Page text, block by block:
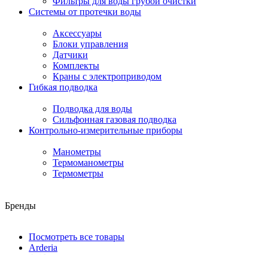
Системы от протечки воды
Аксессуары
Блоки управления
Датчики
Комплекты
Краны с электроприводом
Гибкая подводка
Подводка для воды
Сильфонная газовая подводка
Контрольно-измерительные приборы
Манометры
Термоманометры
Термометры
Бренды
Посмотреть все товары
Arderia